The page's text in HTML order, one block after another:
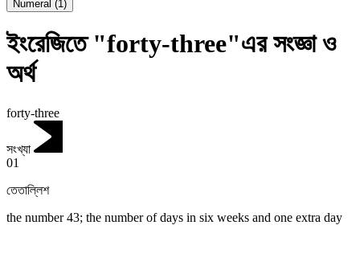
Numeral (1)
ইংরেজিতে "forty-three"এর সংজ্ঞা ও
অর্থ
forty-three
সংখ্যা
01
তেতাল্লিশ
the number 43; the number of days in six weeks and one extra day